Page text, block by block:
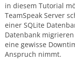
in diesem Tutorial
TeamSpeak Server
einer SQLite
Datenbank
eine gewisse
Anspruch nimmt.